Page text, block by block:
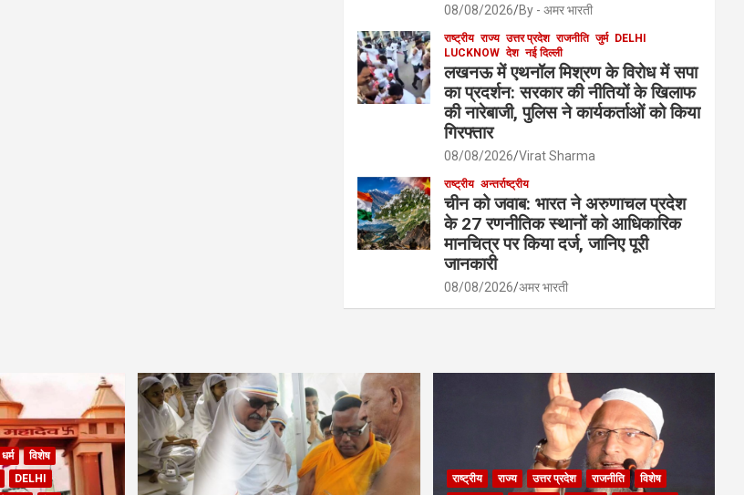
08/08/2026 By - अमर भारती
राष्ट्रीय राज्य उत्तर प्रदेश राजनीति जुर्म
DELHI
LUCKNOW देश नई दिल्ली
लखनऊ में एथनॉल मिश्रण के विरोध में सपा
का प्रदर्शन: सरकार की नीतियों के खिलाफ
की नारेबाजी, पुलिस ने कार्यकर्ताओं को किया
गिरफ्तार
08/08/2026 Virat Sharma
राष्ट्रीय अन्तर्राष्ट्रीय
चीन को जवाब: भारत ने अरुणाचल प्रदेश
के 27 रणनीतिक स्थानों को आधिकारिक
मानचित्र पर किया दर्ज, जानिए पूरी
जानकारी
08/08/2026 अमर भारती
धर्म
विशेष
DELHI
राष्ट्रीय राज्य उत्तर प्रदेश राजनीति
विशेष